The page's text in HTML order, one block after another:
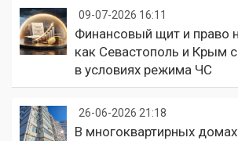
09-07-2026 16:11
Финансовый щит и право
как Севастополь и Крым
в условиях режима ЧС
26-06-2026 21:18
В многоквартирных